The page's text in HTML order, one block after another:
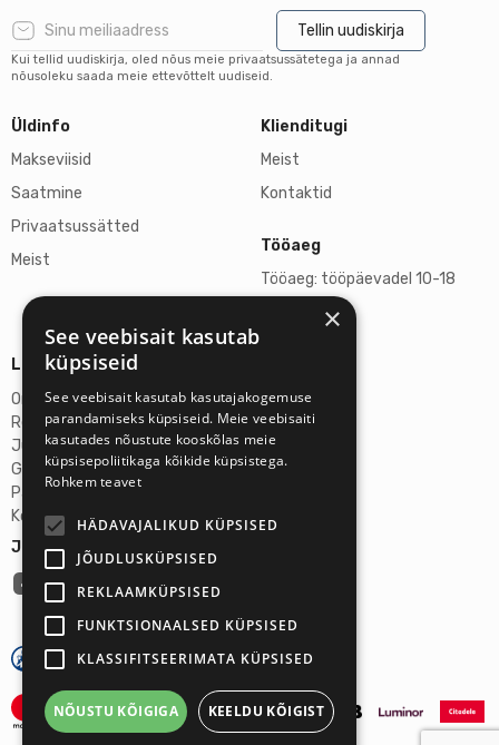
Tellin uudiskirja
Kui tellid uudiskirja, oled nõus meie privaatsussätetega ja annad
nõusoleku saada meie ettevõttelt uudiseid.
Üldinfo
Makseviisid
Saatmine
Privaatsussätted
Meist
Klienditugi
Meist
Kontaktid
Tööaeg
Tööaeg: tööpäevadel 10-18
L, P suletud
Jälgi meid:
Lisainfo
Omicron SIA
Reg-nr: 40103272028
Juriidiline aadress:
Ganibu Dambis 2A, Riia, Läti, LV-1045
Pank: AS Swedbank
Konto number: LV46HABA0551027644383
×
See veebisait kasutab
küpsiseid
See veebisait kasutab kasutajakogemuse
parandamiseks küpsiseid. Meie veebisaiti
kasutades nõustute kooskõlas meie
küpsisepoliitikaga kõikide küpsistega.
Rohkem teavet
HÄDAVAJALIKUD KÜPSISED
JÕUDLUSKÜPSISED
REKLAAMKÜPSISED
FUNKTSIONAALSED KÜPSISED
KLASSIFITSEERIMATA KÜPSISED
NÕUSTU KÕIGIGA KEELDU KÕIGIST